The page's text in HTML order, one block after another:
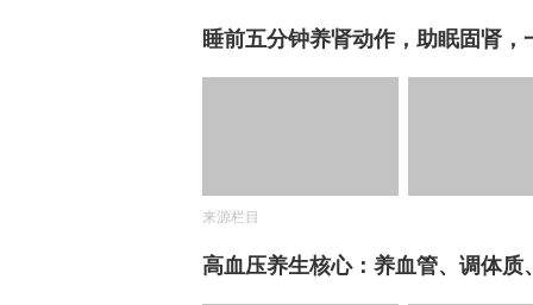
睡前五分钟养肾动作，助眠固肾，
来源栏目
高血压养生核心：养血管、调体质